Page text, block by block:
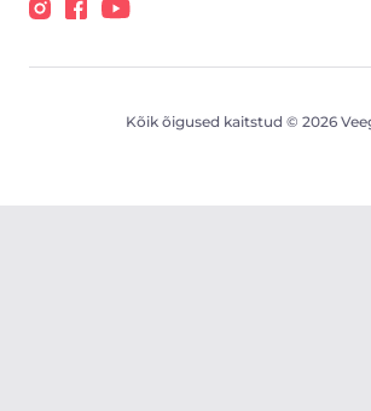
Kõik õigused kaitstud © 2026